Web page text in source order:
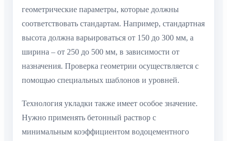
геометрические параметры, которые должны
соответствовать стандартам. Например, стандартная
высота должна варьироваться от 150 до 300 мм, а
ширина – от 250 до 500 мм, в зависимости от
назначения. Проверка геометрии осуществляется с
помощью специальных шаблонов и уровней.
Технология укладки также имеет особое значение.
Нужно применять бетонный раствор с
минимальным коэффициентом водоцементного